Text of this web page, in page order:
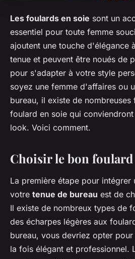
Les foulards en soie sont un
essentiel pour toute femme
ajoutent une touche d'élégance
tenue et peuvent être noués de
pour s'adapter à votre style
soyez une femme d'affaires ou
bureau, il existe de
foulard en soie qui
look. Voici comment.
Choisir le bon foulard
La première étape pour intégrer
votre tenue de bureau est de
Il existe de nombreux types de
des écharpes légères aux
bureau, vous devriez opter
la fois élégant et professionnel.